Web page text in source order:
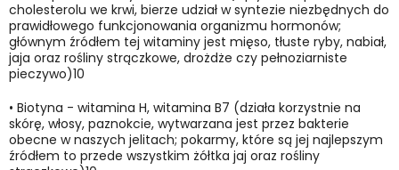
cholesterolu we krwi, bierze udział w syntezie niezbędnych do
prawidłowego funkcjonowania organizmu hormonów;
głównym źródłem tej witaminy jest mięso, tłuste ryby, nabiał,
jaja oraz rośliny strączkowe, drożdże czy pełnoziarniste
pieczywo)10
• Biotyna - witamina H, witamina B7 (działa korzystnie na
skórę, włosy, paznokcie, wytwarzana jest przez bakterie
obecne w naszych jelitach; pokarmy, które są jej najlepszym
źródłem to przede wszystkim żółtka jaj oraz rośliny